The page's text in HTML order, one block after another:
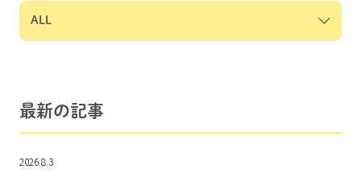
最新の記事
2026.8.3